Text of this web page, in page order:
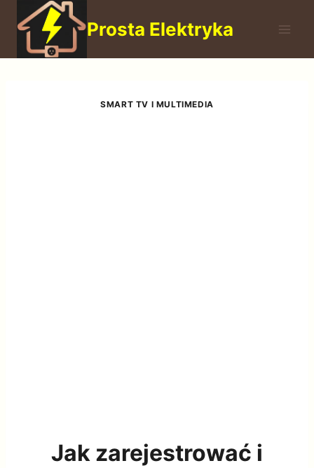
Przejdź
treści
Prosta Elektryka
SMART TV I MULTIMEDIA
Jak zarejestrować i